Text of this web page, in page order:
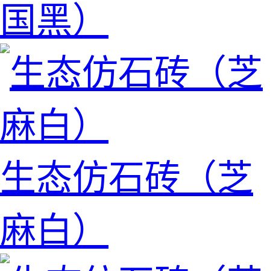
国黑）
生态仿石砖（芝
麻白）